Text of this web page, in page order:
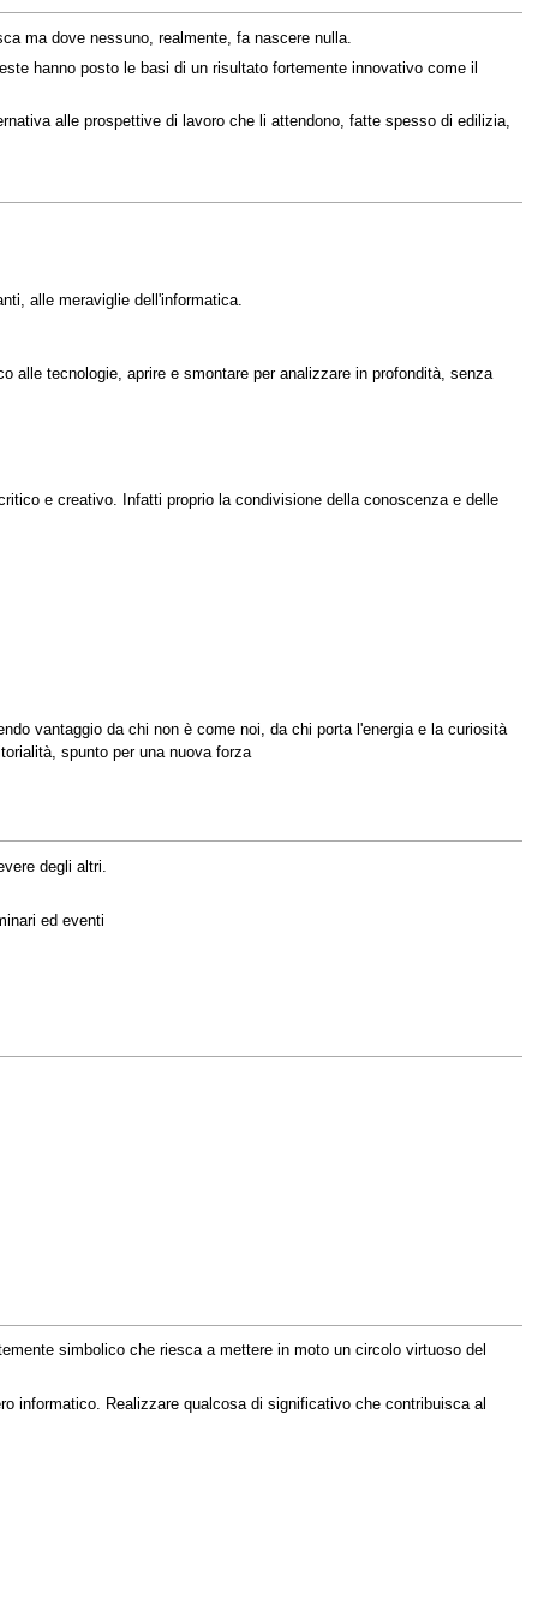
ma dove nessuno, realmente, fa nascere nulla.
hanno posto le basi di un risultato fortemente innovativo come il
alle prospettive di lavoro che li attendono, fatte spesso di edilizia,
alle meraviglie dell'informatica.
alle tecnologie, aprire e smontare per analizzare in profondità, senza
e creativo. Infatti proprio la condivisione della conoscenza e delle
vantaggio da chi non è come noi, da chi porta l'energia e la curiosità
spunto per una nuova forza
degli altri.
ed eventi
simbolico che riesca a mettere in moto un circolo virtuoso del
informatico. Realizzare qualcosa di significativo che contribuisca al